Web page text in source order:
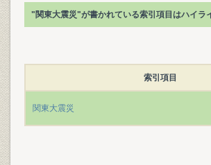
"関東大震災"が書かれている索引項目はハイラ
索引項目
関東大震災